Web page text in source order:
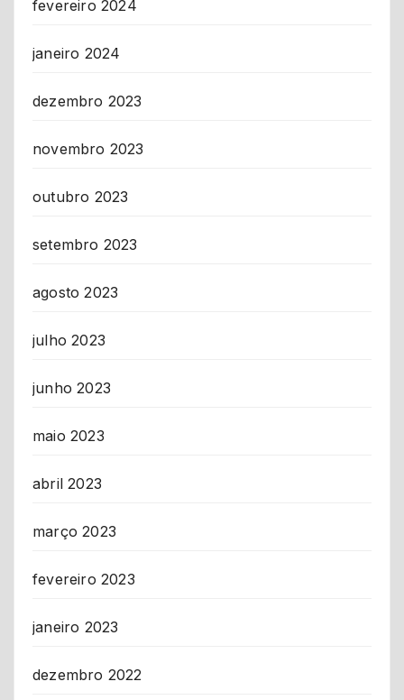
fevereiro 2024
janeiro 2024
dezembro 2023
novembro 2023
outubro 2023
setembro 2023
agosto 2023
julho 2023
junho 2023
maio 2023
abril 2023
março 2023
fevereiro 2023
janeiro 2023
dezembro 2022